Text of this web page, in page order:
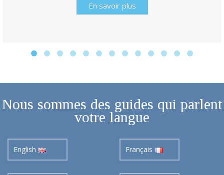
En savoir plus
Nous sommes des guides qui parlent
votre langue
English Français